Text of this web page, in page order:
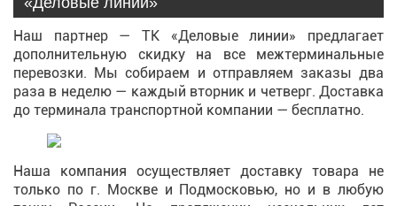
Наш партнер — ТК «Деловые линии» предлагает
дополнительную скидку на все межтерминальные
перевозки. Мы собираем и отправляем заказы два
раза в неделю — каждый вторник и четверг. Доставка
до терминала транспортной компании — бесплатно.
Наша компания осуществляет доставку товара не
только по г. Москве и Подмосковью, но и в любую